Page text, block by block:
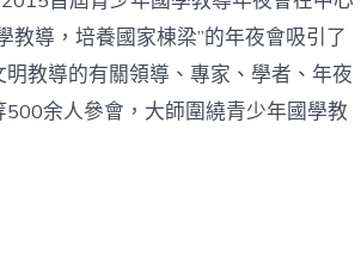
國
學
教
導
年
教導，培養國家棟梁”的年夜會吸引了
教導的有關領導、專家、學者、年夜
余人參會，大師圍繞青少年國學教